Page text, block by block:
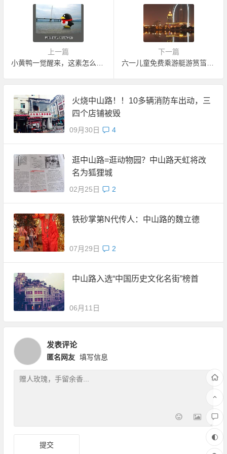
上一篇
下一篇
六一儿童免费乘游艇游筼筜湖喽
火烧中山路！！10多辆消防车出动，三
四个店铺被毁
09月30日 4
逛中山路=逛动物园？中山路天虹将改
名为狐狸城
02月25日 2
铁砂掌第N代传人：中山路的魏立德
07月29日 2
中山路入选“中国历史文化名街”榜首
06月11日
发表评论
匿名网友 填写信息